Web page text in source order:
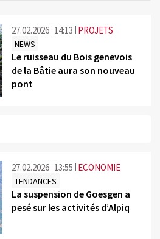
27.02.2026 14:13 PROJETS
NEWS
Le ruisseau du Bois genevois
de la Bâtie aura son nouveau
pont
27.02.2026 13:55 ECONOMIE
TENDANCES
La suspension de Goesgen a
pesé sur les activités d’Alpiq